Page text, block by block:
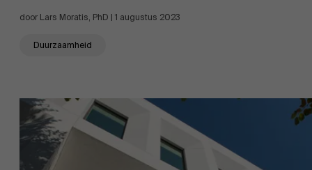
door Lars Moratis, PhD | 1 augustus 2023
Duurzaamheid